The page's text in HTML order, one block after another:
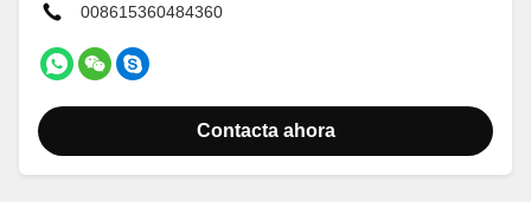
008615360484360
Contacta ahora